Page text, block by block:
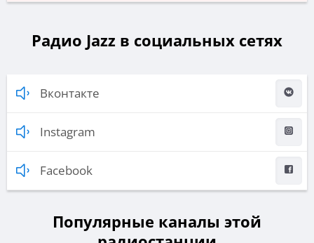
Радио Jazz в социальных сетях
Вконтакте
Instagram
Facebook
Популярные каналы этой